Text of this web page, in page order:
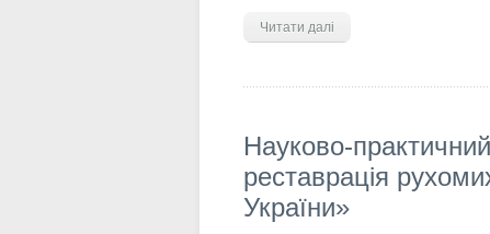
Читати далі
Науково-
реставрація
України»